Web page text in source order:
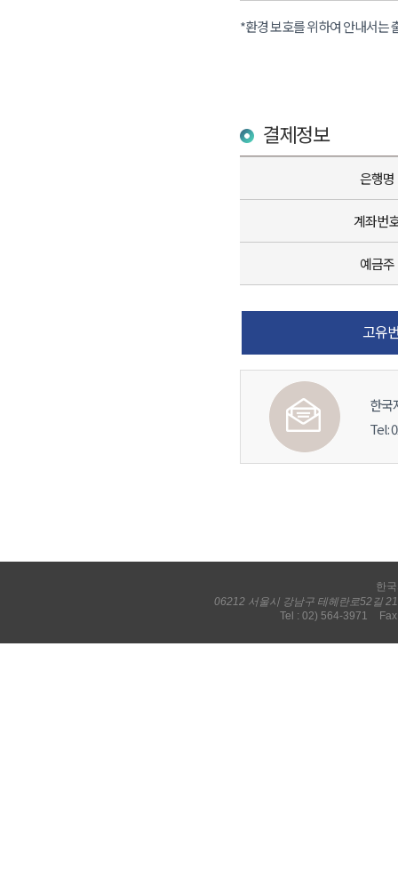
*환경 보호를 위하여 안내서는
결제정보
은행명
계좌번
예금주
고유
한국
Tel:
한
06212 서울시 강남구 테헤란로52길
Tel : 02) 564-3971